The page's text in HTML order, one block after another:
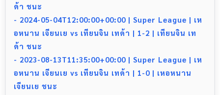
ด้า ชนะ
- 2024-05-04T12:00:00+00:00 | Super League | เห
อหนาน เจียนเย vs เทียนจิน เทด้า | 1-2 | เทียนจิน เท
ด้า ชนะ
- 2023-08-13T11:35:00+00:00 | Super League | เห
อหนาน เจียนเย vs เทียนจิน เทด้า | 1-0 | เหอหนาน
เจียนเย ชนะ